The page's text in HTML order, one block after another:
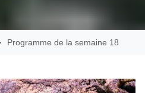
Programme de la semaine 18